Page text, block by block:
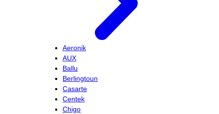
Aeronik
AUX
Ballu
Berlingtoun
Casarte
Centek
Chigo